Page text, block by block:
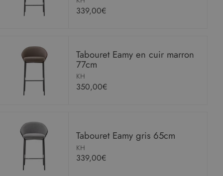
339,00€
Tabouret Eamy en cuir marron
77cm
KH
350,00€
Tabouret Eamy gris 65cm
KH
339,00€